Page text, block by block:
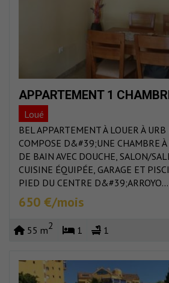
APPARTEMENT 1
Loué
BEL APPARTEMENT À LOUER À URB
COMPOSE D&#39;UNE CHAMBRE À
DE BAIN AVEC DOUCHE, SALON/
CUISINE ÉQUIPÉE, GARAGE ET
PIED DU CENTRE
650 €/mois
55 m2 1 1